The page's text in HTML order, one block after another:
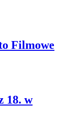
Filmowe
18. w